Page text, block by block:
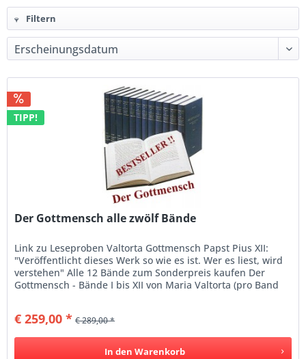
Filtern
TIPP!
Der Gottmensch alle zwölf Bände
Link zu Leseproben Valtorta Gottmensch Papst Pius XII:
"Veröffentlicht dieses Werk so wie es ist. Wer es liest, wird
verstehen" Alle 12 Bände zum Sonderpreis kaufen Der
Gottmensch - Bände I bis XII von Maria Valtorta (pro Band
€ 259,00 * € 289,00 *
In den Warenkorb